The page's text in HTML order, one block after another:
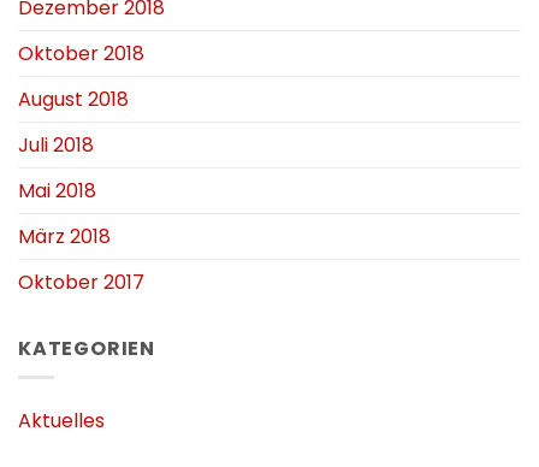
Dezember 2018
Oktober 2018
August 2018
Juli 2018
Mai 2018
März 2018
Oktober 2017
KATEGORIEN
Aktuelles